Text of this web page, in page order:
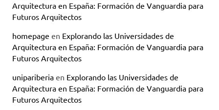
Arquitectura en España: Formación de Vanguardia para
Futuros Arquitectos
homepage en Explorando las Universidades de
Arquitectura en España: Formación de Vanguardia para
Futuros Arquitectos
unipariberia en Explorando las Universidades de
Arquitectura en España: Formación de Vanguardia para
Futuros Arquitectos